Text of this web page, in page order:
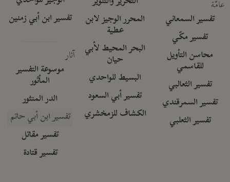
عامّة
تفسير السمعاني
تفسير مكّي
محاسن التأويل
للقاسمي
تفسير الثعالبي
تفسير السمرقندي
تفسير الثعلبي
المحرر الوجيز لابن
عطية
البحر المحيط لأبي
حيان
البسيط للواحدي
تفسير أبي السعود
الكشاف للزمخشري
تفسير ابن أبي زمنين
آثار
موسوعة التفسير
المأثور
الدر المنثور
تفسير ابن أبي حاتم
تفسير مقاتل
تفسير قتادة